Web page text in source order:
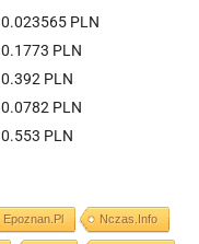
0.023565 PLN
0.1773 PLN
0.392 PLN
0.0782 PLN
0.553 PLN
Epoznan.pl Nczas.info